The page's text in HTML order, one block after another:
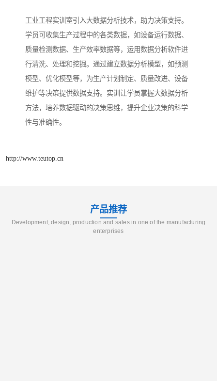
工业工程实训室引入大数据分析技术，助力决策支持。
学员可收集生产过程中的各类数据，如设备运行数据、
质量检测数据、生产效率数据等，运用数据分析软件进
行清洗、处理和挖掘。通过建立数据分析模型，如预测
模型、优化模型等，为生产计划制定、质量改进、设备
维护等决策提供数据支持。实训让学员掌握大数据分析
方法，培养数据驱动的决策思维，提升企业决策的科学
性与准确性。​
http://www.teutop.cn
产品推荐
Development, design, production and sales in one of the manufacturing
enterprises